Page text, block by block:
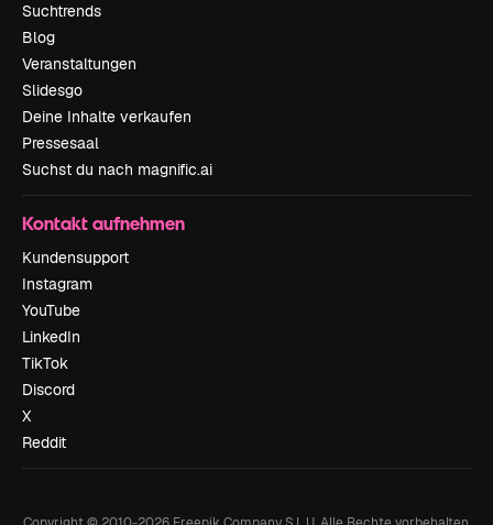
Suchtrends
Blog
Veranstaltungen
Slidesgo
Deine Inhalte verkaufen
Pressesaal
Suchst du nach magnific.ai
Kontakt aufnehmen
Kundensupport
Instagram
YouTube
LinkedIn
TikTok
Discord
X
Reddit